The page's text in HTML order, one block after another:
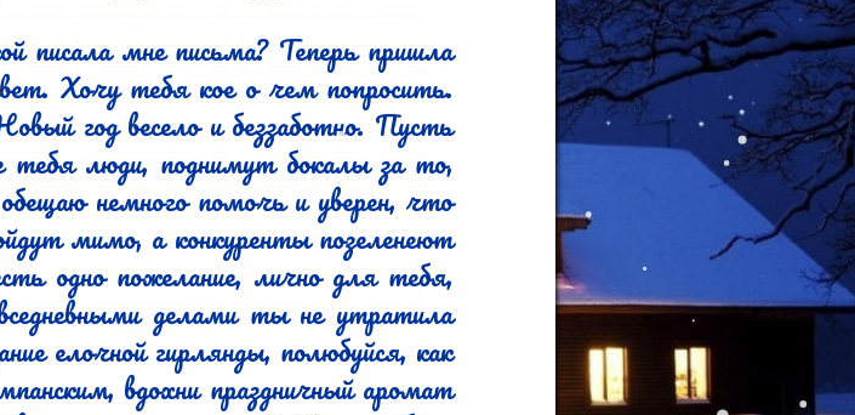
писала мне письма? Теперь пришла
Хочу тебя кое о чем попросить.
год весело и беззаботно. Пусть
тебя люди, поднимут бокалы за то,
немного помочь и уверен, что
мимо, а конкуренты позеленеют
одно пожелание, лично для тебя,
делами ты не утратила
елочной гирлянды, полюбуйся, как
вдохни праздничный аромат